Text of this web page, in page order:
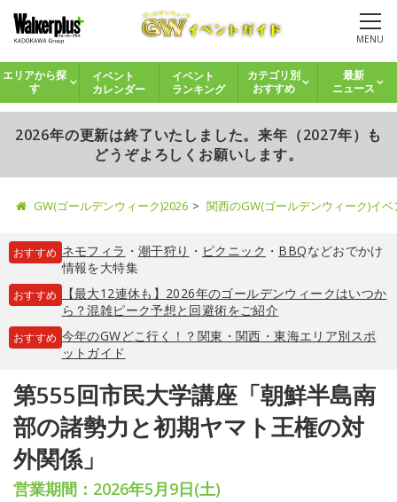
MENU
エリアから探
す
イベント
カレンダー
イベント
ランキング
カテゴリ別
おすすめ
最新
ニュース
2026年の更新は終了いたしました。来年（2027年）も
どうぞよろしくお願いします。
GW(ゴールデンウィーク)2026 関西のGW(ゴールデンウィーク)イ
おすすめ ネモフィラ ・ 潮干狩り ・ ピクニック ・ BBQなどおでかけ
情報を大特集
おすすめ
【最大12連休も】2026年のゴールデンウィークはいつか
ら？混雑ピーク予想と回避術をご紹介
おすすめ 今年のGWどこ行く！？関東・関西・東海エリア別スポ
ットガイド
第555回市民大学講座「朝鮮半島南
部の諸勢力と初期ヤマト王権の対
外関係」
営業期間：2026年5月9日(土)